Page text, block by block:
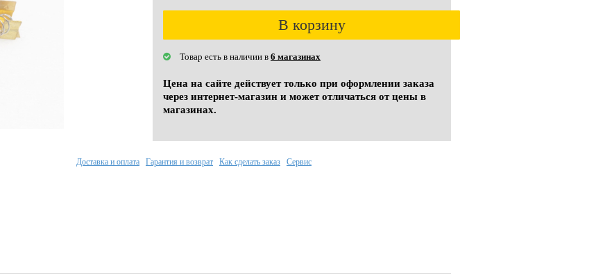
В корзину
Товар есть в наличии в 6 магазинах
Цена на сайте действует только при оформлении заказа
через интернет-магазин и может отличаться от цены в
магазинах.
Доставка и оплата Гарантия и возврат Как сделать заказ Сервис